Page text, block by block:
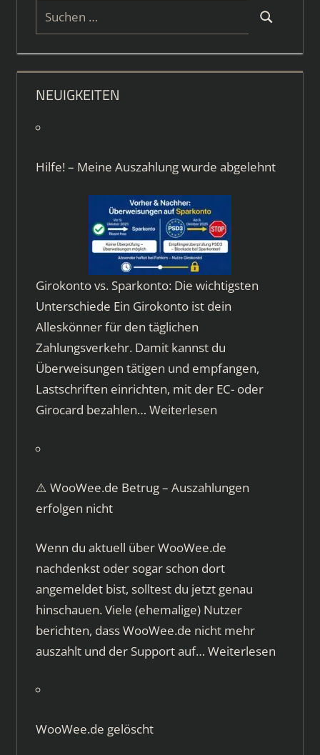
Suchen
nach:
Suchen
NEUIGKEITEN
Hilfe! – Meine Auszahlung wurde abgelehnt
Girokonto vs. Sparkonto: Die wichtigsten
Unterschiede Ein Girokonto ist dein
Alleskönner für den täglichen
Zahlungsverkehr. Damit kannst du
Überweisungen tätigen und empfangen,
Lastschriften einrichten, mit der EC- oder
Girocard bezahlen… Weiterlesen
⚠️ WooWee.de Betrug – Auszahlungen
erfolgen nicht
Wenn du aktuell über WooWee.de
nachdenkst oder sogar schon dort
angemeldet bist, solltest du jetzt genau
hinschauen. Viele (ehemalige) Nutzer
berichten, dass WooWee.de nicht mehr
auszahlt und der Support auf… Weiterlesen
WooWee.de gelöscht